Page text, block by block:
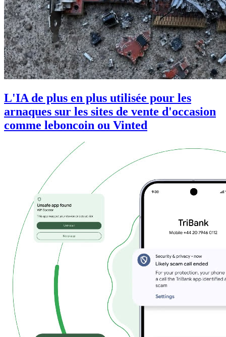
L'IA de plus en plus utilisée pour les
arnaques sur les sites de vente d'occasion
comme leboncoin ou Vinted